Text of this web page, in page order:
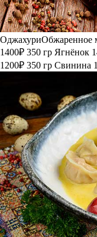
ОджахуриОбжаренное
1400₽ 350 гр Ягнёнок
1200₽ 350 гр Свинина